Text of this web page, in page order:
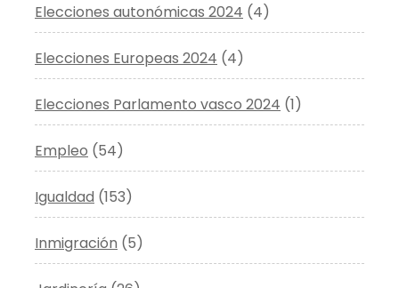
Elecciones autonómicas 2024 (4)
Elecciones Europeas 2024 (4)
Elecciones Parlamento vasco 2024 (1)
Empleo (54)
Igualdad (153)
Inmigración (5)